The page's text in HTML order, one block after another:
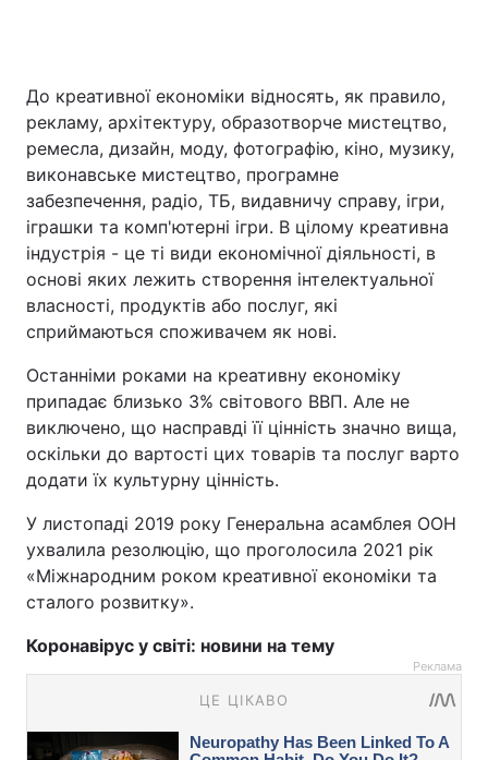
До креативної економіки відносять, як правило,
рекламу, архітектуру, образотворче мистецтво,
ремесла, дизайн, моду, фотографію, кіно, музику,
виконавське мистецтво, програмне
забезпечення, радіо, ТБ, видавничу справу, ігри,
іграшки та комп'ютерні ігри. В цілому креативна
індустрія - це ті види економічної діяльності, в
основі яких лежить створення інтелектуальної
власності, продуктів або послуг, які
сприймаються споживачем як нові.
Останніми роками на креативну економіку
припадає близько 3% світового ВВП. Але не
виключено, що насправді її цінність значно вища,
оскільки до вартості цих товарів та послуг варто
додати їх культурну цінність.
У листопаді 2019 року Генеральна асамблея ООН
ухвалила резолюцію, що проголосила 2021 рік
«Міжнародним роком креативної економіки та
сталого розвитку».
Коронавірус у світі: новини на тему
Реклама